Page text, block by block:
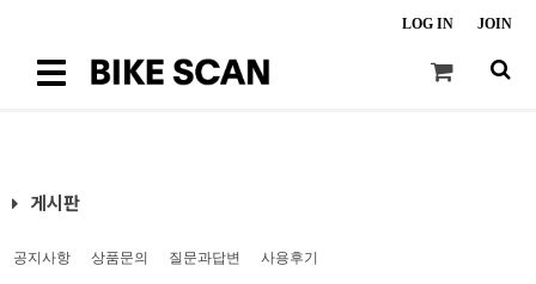
LOG IN JOIN
Toggle
게시판
공지사항 상품문의 질문과답변 사용후기